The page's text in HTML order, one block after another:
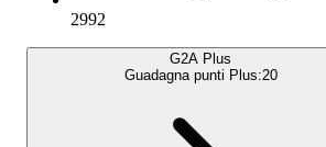
2992
G2A Plus
Guadagna punti Plus:20